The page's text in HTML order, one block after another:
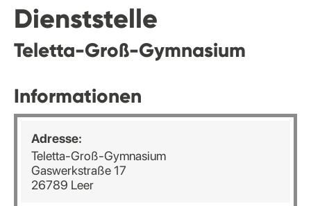
Dienststelle
Teletta-Groß-Gymnasium
Informationen
Adresse:
Teletta-Groß-Gymnasium
Gaswerkstraße 17
26789 Leer